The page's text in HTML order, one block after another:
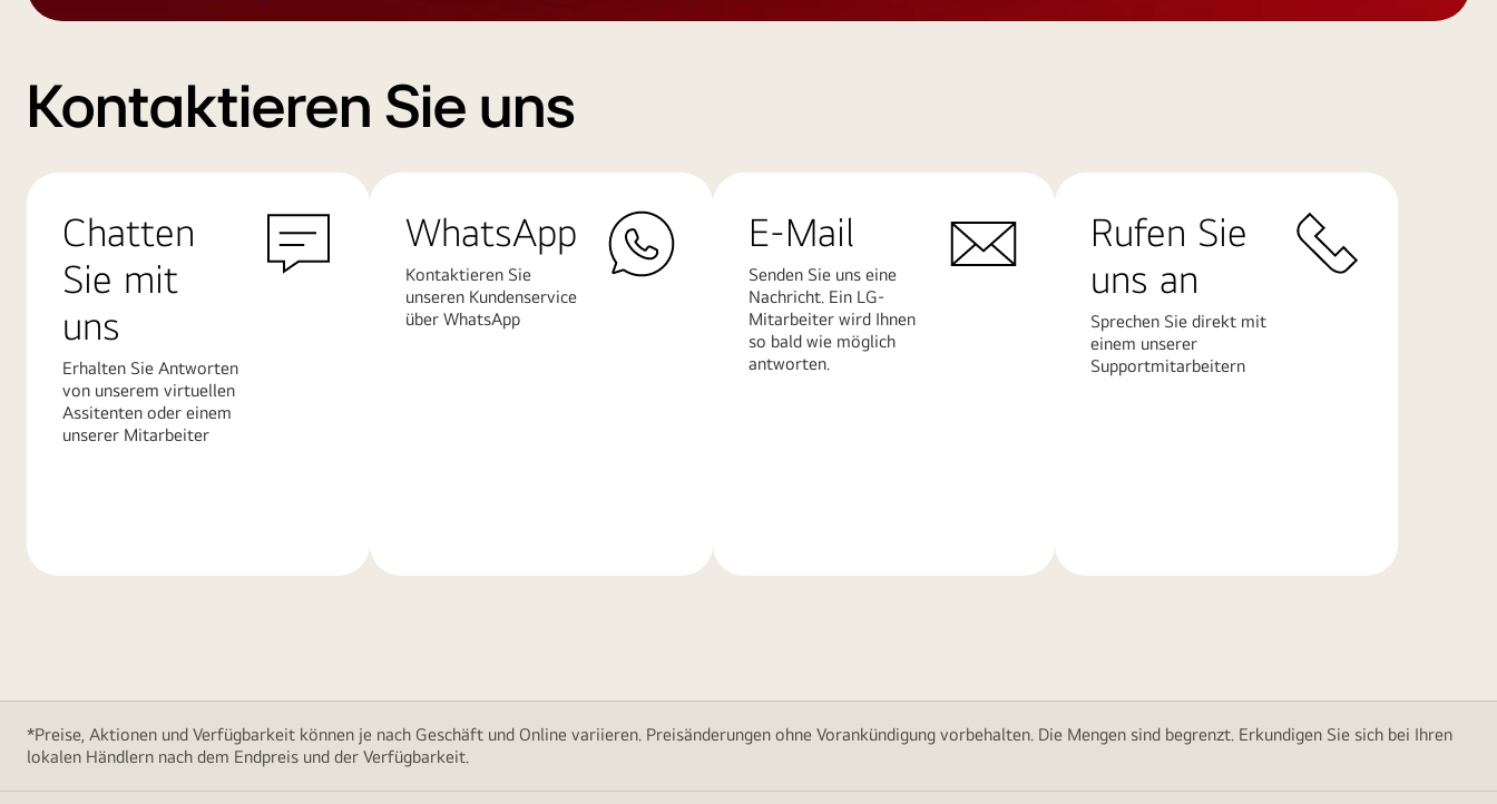
Kontaktieren Sie uns
Chatten
Sie mit
uns
Erhalten Sie Antworten
von unserem virtuellen
Assitenten oder einem
unserer Mitarbeiter
WhatsApp
Kontaktieren Sie
unseren Kundenservice
über WhatsApp
E-Mail
Senden Sie uns eine
Nachricht. Ein LG-
Mitarbeiter wird Ihnen
so bald wie möglich
antworten.
Rufen Sie
uns an
Sprechen Sie direkt mit
einem unserer
Supportmitarbeitern
*Preise, Aktionen und Verfügbarkeit können je nach Geschäft und Online variieren. Preisänderungen ohne Vorankündigung vorbehalten. Die Mengen sind begrenzt. Erkundigen Sie sich bei Ihren
lokalen Händlern nach dem Endpreis und der Verfügbarkeit.